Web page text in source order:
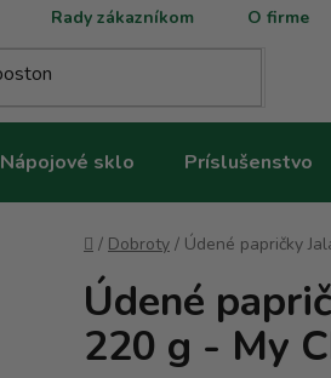
Rady zákazníkom O firme
Nápojové sklo Príslušenstvo
Domov
/ Dobroty / Údené papričky
Údené
220 g - My